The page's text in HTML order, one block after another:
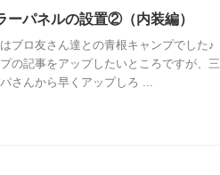
ーパネルの設置②（内装編）
ブロ友さん達との青根キャンプでした♪
の記事をアップしたいところですが、三
さんから早くアップしろ ...